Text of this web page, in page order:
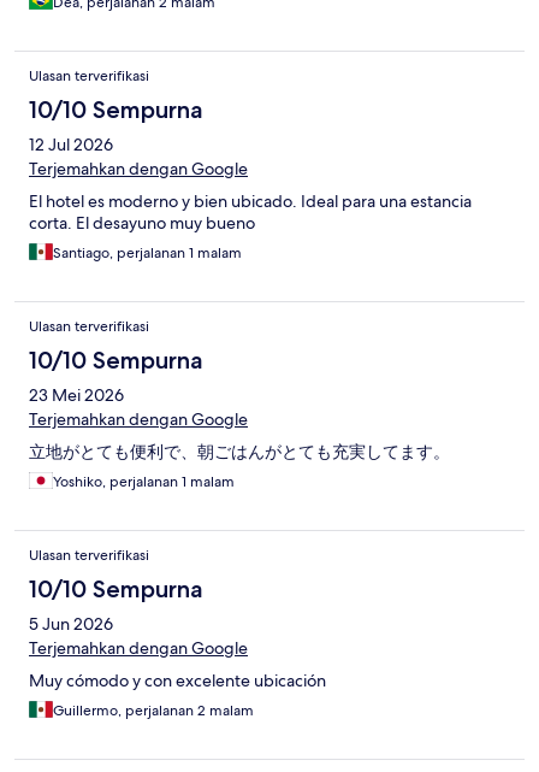
Ulasan terverifikasi
10/10 Sempurna
12 Jul 2026
Terjemahkan dengan Google
El hotel es moderno y bien ubicado. Ideal para una estancia
corta. El desayuno muy bueno
Santiago, perjalanan 1 malam
Ulasan terverifikasi
10/10 Sempurna
23 Mei 2026
Terjemahkan dengan Google
立地がとても便利で、朝ごはんがとても充実してます。
Yoshiko, perjalanan 1 malam
Ulasan terverifikasi
10/10 Sempurna
5 Jun 2026
Terjemahkan dengan Google
Muy cómodo y con excelente ubicación
Guillermo, perjalanan 2 malam